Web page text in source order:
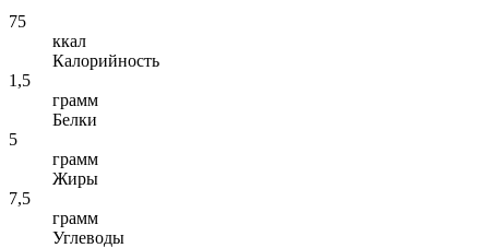
75
ккал
Калорийность
1,5
грамм
Белки
5
грамм
Жиры
7,5
грамм
Углеводы